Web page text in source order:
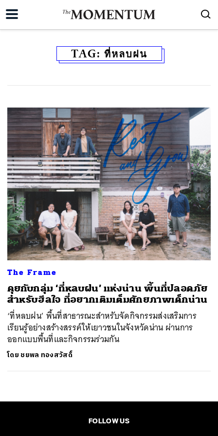
TAG: ที่หลบฝน
The Frame
คุยกับกลุ่ม ‘ที่หลบฝน’ แห่งน่าน พื้นที่ปลอดภัย
สำหรับฮีลใจ ที่อยากเติมเต็มศักยภาพเด็กน่าน
‘ที่หลบฝน’ พื้นที่สาธารณะสำหรับจัดกิจกรรมส่งเสริมการ
เรียนรู้อย่างสร้างสรรค์ให้เยาวชนในจังหวัดน่าน ผ่านการ
ออกแบบพื้นที่และกิจกรรมร่วมกัน
โดย ชยพล ทองสวัสดิ์
FOLLOW US
ค้นหา
SHARE TWEET LINE EMAIL